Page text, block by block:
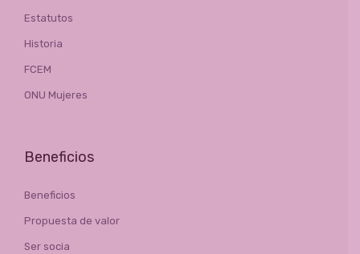
Estatutos
Historia
FCEM
ONU Mujeres
Beneficios
Beneficios
Propuesta de valor
Ser socia